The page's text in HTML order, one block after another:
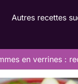
Autres recettes
en verrines :